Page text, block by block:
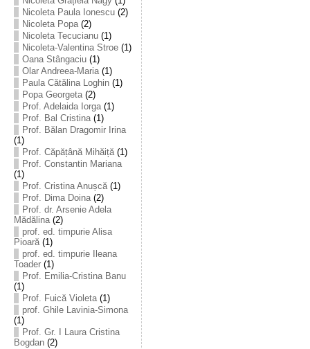
Nicoleta Paula Ionescu(2)
Nicoleta Popa(2)
Nicoleta Tecucianu(1)
Nicoleta-Valentina Stroe(1)
Oana Stângaciu(1)
Olar Andreea-Maria(1)
Paula Cătălina Loghin(1)
Popa Georgeta(2)
Prof. Adelaida Iorga(1)
Prof. Bal Cristina(1)
Prof. Bălan Dragomir Irina
(1)
Prof. Căpățână Mihăiță(1)
Prof. Constantin Mariana
(1)
Prof. Cristina Anușcă(1)
Prof. Dima Doina(2)
Prof. dr. Arsenie Adela
Mădălina(2)
prof. ed. timpurie Alisa
Pioară(1)
prof. ed. timpurie Ileana
Toader(1)
Prof. Emilia-Cristina Banu
(1)
Prof. Fuică Violeta(1)
prof. Ghile Lavinia-Simona
(1)
Prof. Gr. I Laura Cristina
Bogdan(2)